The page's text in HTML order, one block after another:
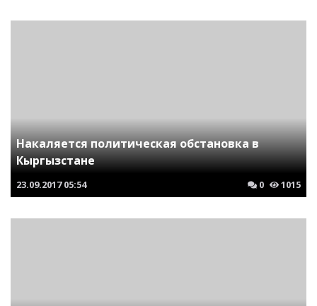
Накаляется политическая обстановка в
Кыргызстане
23.09.2017 05:54 0 1015